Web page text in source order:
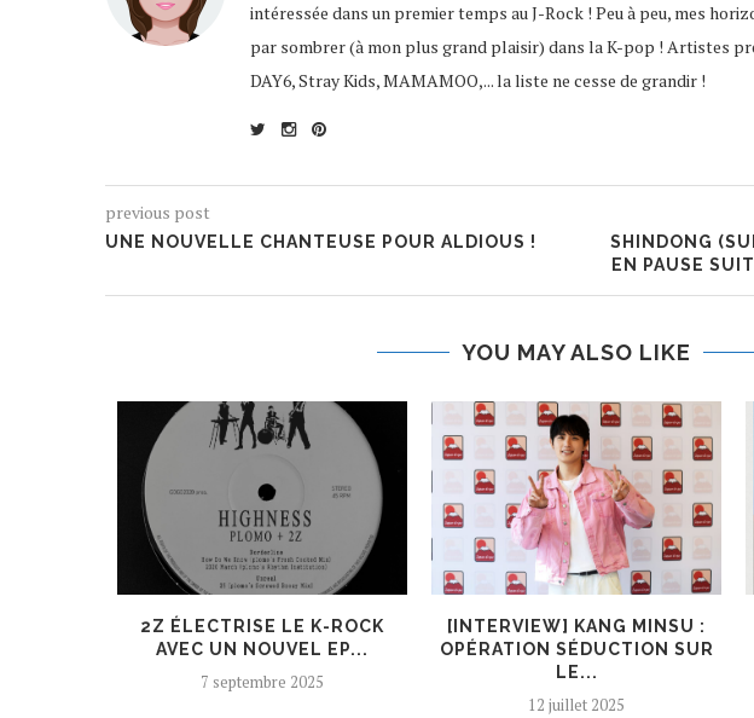
intéressée dans un premier temps au J-Rock ! Peu à peu, mes
par sombrer (à mon plus grand plaisir) dans la K-pop ! Artistes
DAY6, Stray Kids, MAMAMOO,... la liste ne cesse de grandir !
previous post
UNE NOUVELLE CHANTEUSE POUR ALDIOUS !
SHINDONG
EN PAUSE
YOU MAY ALSO LIKE
2Z ÉLECTRISE LE K-ROCK
AVEC UN NOUVEL EP...
7 septembre 2025
[INTERVIEW] KANG MINSU :
OPÉRATION SÉDUCTION SUR
LE...
12 juillet 2025